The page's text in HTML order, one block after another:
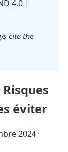
4.0 |
cite the
éviter
2024 ·